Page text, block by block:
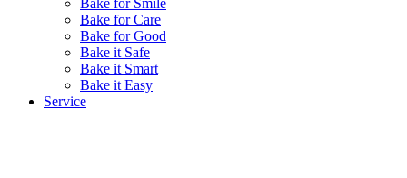
Bake for Smile
Bake for Care
Bake for Good
Bake it Safe
Bake it Smart
Bake it Easy
Service